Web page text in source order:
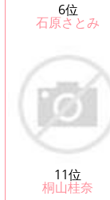
6位
石原さとみ
11位
桐山桂奈